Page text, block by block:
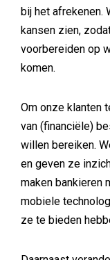
bij het afrekenen.
kansen zien,
voorbereiden op
komen.
Om onze klanten
van (financiële)
willen bereiken.
en geven ze
maken bankieren
mobiele
ze te bieden